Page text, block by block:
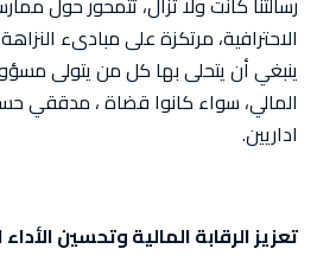
الاحترافية، مرتكزة على مبادىء
ينبغي أن يتحلى بها كل من يتولى
المالي، سواء كانوا قضاة ، مدققي
اداريين.
تعزيز الرقابة المالية وتحسين الأداء